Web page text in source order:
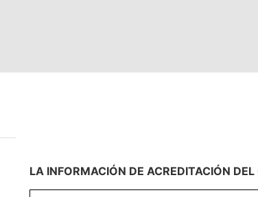
LA INFORMACIÓN DE ACREDITACIÓN DEL